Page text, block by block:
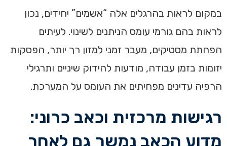
במקום לראות בהרגלים אלה “אשמים” יחידים, נכון
לראות בהם גורמי עומס הניתנים לשינוי. לעיתים
הפחתת מסטיקים, מעבר זמני למזון רך יותר, הפסקות
יזומות בזמן עבודה, מודעות להידוק שיניים ותרגילי
הרפיה עדינים מפחיתים את העומס על המערכת.
רגישות מרכזית וכאב כרוני:
מדוע הכאב נמשך גם לאחר